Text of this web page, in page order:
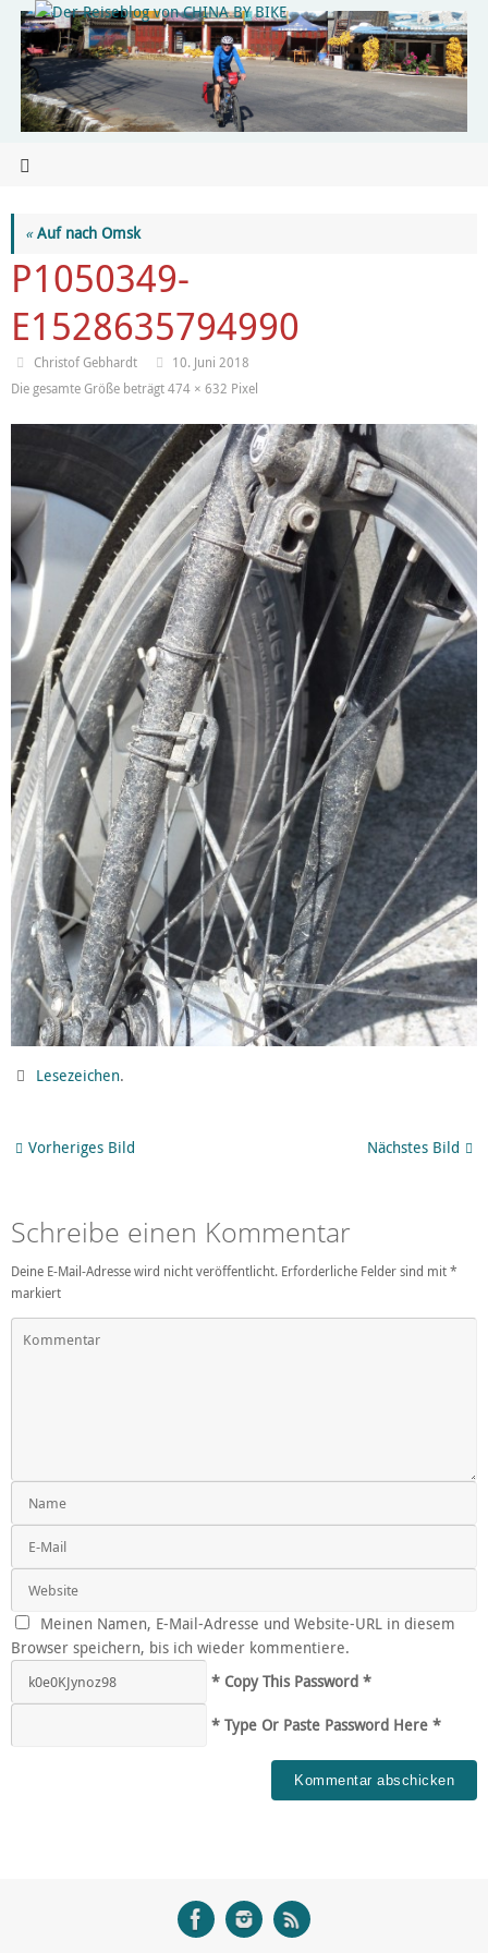
«Auf nach Omsk
P1050349-
E1528635794990
Christof Gebhardt
10. Juni 2018
Die gesamte Größe beträgt474 × 632 Pixel
Lesezeichen.
Vorheriges Bild Nächstes Bild
Schreibe einen Kommentar
Deine E-Mail-Adresse wird nicht veröffentlicht. Erforderliche Felder sind mit*
markiert
Meinen Namen, E-Mail-Adresse und Website-URL in diesem
Browser speichern, bis ich wieder kommentiere.
* Copy This Password *
* Type Or Paste Password Here *